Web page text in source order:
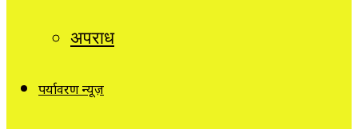
अपराध
पर्यावरण न्यूज़